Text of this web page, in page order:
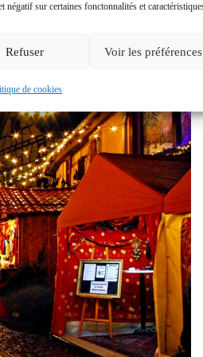
négatif sur certaines fonctonnalités et
Refuser Voir les préférences
de cookies